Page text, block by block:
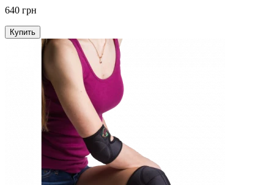
640 грн
Купить